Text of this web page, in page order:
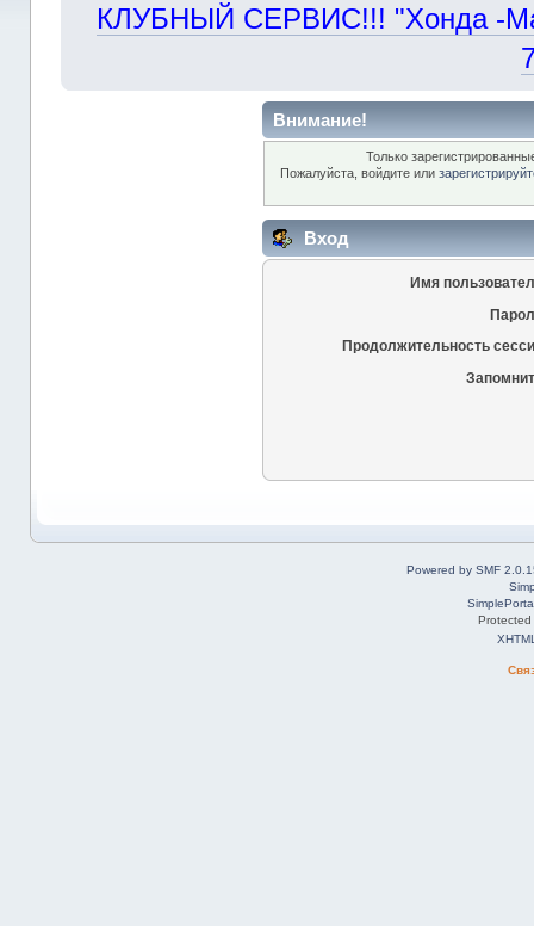
КЛУБНЫЙ СЕРВИС!!! "Хонда -
Внимание!
Только
Пожалуйста, войдите или
Вход
Имя
Продолжительность
Powered by SMF